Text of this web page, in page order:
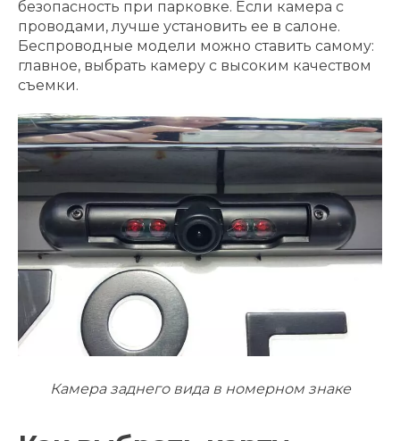
безопасность при парковке. Если камера с
проводами, лучше установить ее в салоне.
Беспроводные модели можно ставить самому:
главное, выбрать камеру с высоким качеством
съемки.
Камера заднего вида в номерном знаке